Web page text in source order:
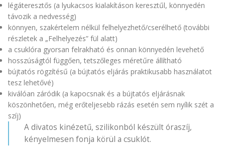
légáteresztős (a lyukacsos kialakításon keresztűl, könnyedén
távozik a nedvesség)
könnyen, szakértelem nélkül felhelyezhető/cserélhető (további
részletek a „Felhelyezés” fül alatt)
a csuklóra gyorsan felrakható és onnan könnyedén levehető
hosszúságtól függően, tetszőleges méretűre állítható
bújtatós rögzítésű (a bújtatós eljárás praktikusabb használatot
tesz lehetővé)
kiválóan záródik (a kapocsnak és a bújtatós eljárásnak
köszönhetően, még erőteljesebb rázás esetén sem nyílik szét a
szíj)
A divatos kinézetű, szilikonból készült óraszíj,
kényelmesen fonja körül a csuklót.